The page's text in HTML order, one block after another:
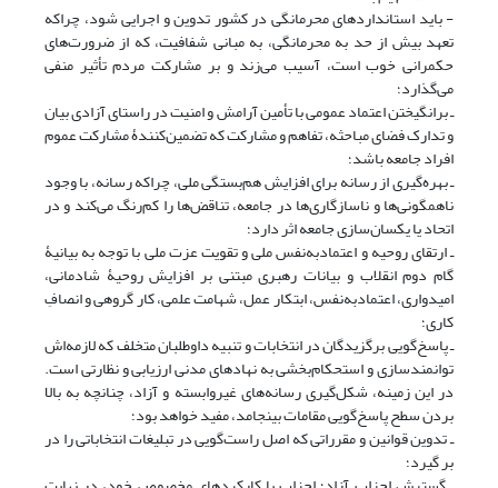
- باید استانداردهای محرمانگی در کشور تدوین و اجرایی شود، چراکه
تعهد بیش از حد به محرمانگی، به مبانی شفافیت، که از ضرورت‌های
حکمرانی خوب است، آسیب می‌زند و بر مشارکت مردم تأثیر منفی
می‌گذارد؛
ـ برانگیختن اعتماد عمومی با تأمین آرامش و امنیت در راستای آزادی بیان
و تدارک فضای مباحثه، تفاهم و مشارکت که تضمین‌کنندۀ مشارکت عموم
افراد جامعه باشد؛
ـ بهره‌گیری از رسانه برای افزایش هم‌بستگی ملی، چراکه رسانه، با وجود
ناهمگونی‌ها و ناسازگاری‌ها در جامعه، تناقض‌ها را کم‌رنگ می‌کند و در
اتحاد یا یکسان‌سازی جامعه اثر دارد؛
ـ ارتقای روحیه و اعتماد‌به‌نفس ملی و تقویت عزت ملی با توجه به بیانیۀ
گام دوم انقلاب و بیانات رهبری مبتنی بر افزایش روحیۀ شادمانی،
امیدواری، اعتمادبه‌نفس، ابتکار عمل، شهامت علمی، کار گروهی و انصافِ
کاری؛
ـ پاسخ‌گویی برگزیدگان در انتخابات و تنبیه داوطلبان متخلف که لازمه‌اش
توانمندسازی و استحکام‌بخشی به نهادهاى مدنی ارزیابی و نظارتی است.
در این زمینه، شکل‌گیری رسانه‌هاى غیروابسته و آزاد، چنانچه به بالا
بردن سطح پاسخ‌گویی مقامات بینجامد، مفید خواهد بود؛
ـ تدوین قوانین و مقرراتی که اصل راست‌گویی در تبلیغات انتخاباتی را در
بر گیرد؛